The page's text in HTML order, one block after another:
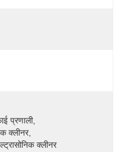
प्रणाली,
क्लीनर,
क्लीनर